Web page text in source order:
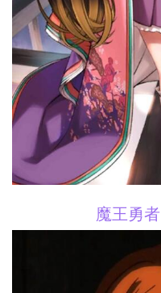
魔王勇